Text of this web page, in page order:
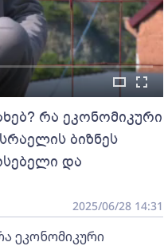
რა ეკონომიკური
ბიზნეს
და
2025/06/28 14:31
ეკონომიკური